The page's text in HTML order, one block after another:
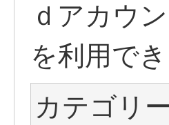
ｄアカウ
を利用で
カテゴリー